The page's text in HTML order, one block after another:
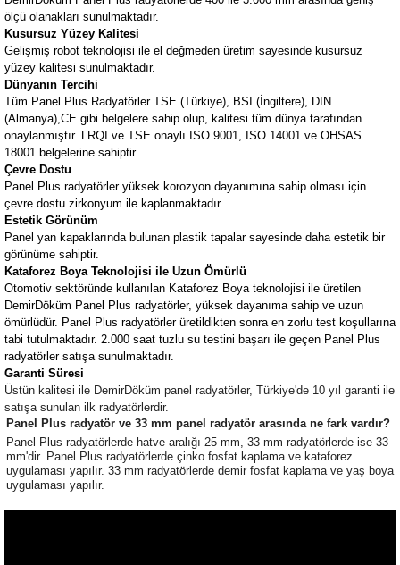
ölçü olanakları sunulmaktadır.
Kusursuz Yüzey Kalitesi
Gelişmiş robot teknolojisi ile el değmeden üretim sayesinde kusursuz
yüzey kalitesi sunulmaktadır.
Dünyanın Tercihi
Tüm Panel Plus Radyatörler TSE (Türkiye), BSI (İngiltere), DIN
(Almanya),CE gibi belgelere sahip olup, kalitesi tüm dünya tarafından
onaylanmıştır. LRQI ve TSE onaylı ISO 9001, ISO 14001 ve OHSAS
18001 belgelerine sahiptir.
Çevre Dostu
Panel Plus radyatörler yüksek korozyon dayanımına sahip olması için
çevre dostu zirkonyum ile kaplanmaktadır.
Estetik Görünüm
Panel yan kapaklarında bulunan plastik tapalar sayesinde daha estetik bir
görünüme sahiptir.
Kataforez Boya Teknolojisi ile Uzun Ömürlü
Otomotiv sektöründe kullanılan Kataforez Boya teknolojisi ile üretilen
DemirDöküm Panel Plus radyatörler, yüksek dayanıma sahip ve uzun
ömürlüdür. Panel Plus radyatörler üretildikten sonra en zorlu test koşullarına
tabi tutulmaktadır. 2.000 saat tuzlu su testini başarı ile geçen Panel Plus
radyatörler satışa sunulmaktadır.
Garanti Süresi
Üstün kalitesi ile DemirDöküm panel radyatörler, Türkiye'de 10 yıl garanti ile
satışa sunulan ilk radyatörlerdir.
Panel Plus radyatör ve 33 mm panel radyatör arasında ne fark vardır?
Panel Plus radyatörlerde hatve aralığı 25 mm, 33 mm radyatörlerde ise 33
mm'dir. Panel Plus radyatörlerde çinko fosfat kaplama ve kataforez
uygulaması yapılır. 33 mm radyatörlerde demir fosfat kaplama ve yaş boya
uygulaması yapılır.